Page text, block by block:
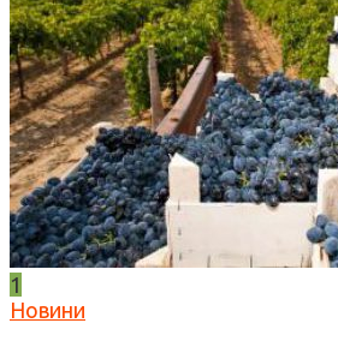
1
Новини